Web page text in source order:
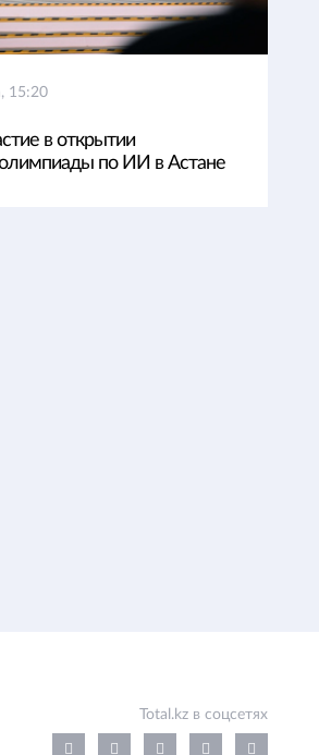
15:20
в открытии
по ИИ в Астане
Total.kz в соцсетях